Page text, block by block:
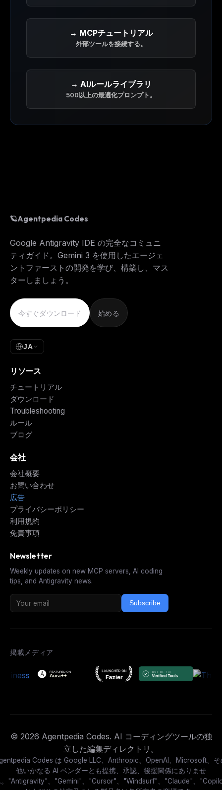
→ MCPチュートリアル
外部ツールを接続する。
→ AIルールライブラリ
500以上の最適化プロンプト。
🪐Agentpedia Codes
Google Antigravity IDE の完全なコミュニ
ティガイド。Gemini 3 を使用したエージェ
ントファーストの開発を学び、構築し、マス
ターしましょう。
今すぐダウンロード 始める
JA
リソース
チュートリアル
ダウンロード
Troubleshooting
ルール
ブログ
会社
会社概要
お問い合わせ
広告
プライバシーポリシー
利用規約
免責事項
Newsletter
Weekly updates on new MCP servers, AI coding
tips, and Antigravity news.
Subscribe
掲載メディア
© 2026 Agentpedia Codes. AI コーディングツールの独
立した編集ディレクトリ。
Codes は Google LLC、Anthropic、OpenAI、Microsoft、そ
他いかなる AI ベンダーとも提携、承認、後援関係にありませ
"Antigravity"、"Gemini"、"Cursor"、"Windsurf"、"Claude"、